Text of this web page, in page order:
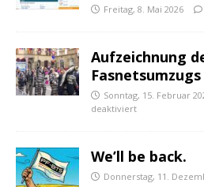
Freitag, 8. Mai 2026
Aufzeichnung
Sonntag, 15. Februar
deaktiviert
We’ll be back.
Donnerstag, 11.